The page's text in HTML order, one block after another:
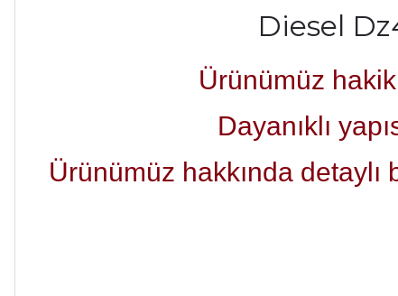
Diesel
Ürünümüz
Dayanıklı
Ürünümüz hakkında